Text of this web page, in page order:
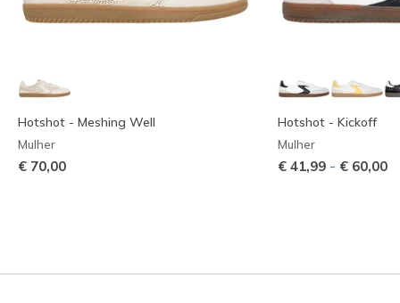
Hotshot - Meshing Well
Mulher
€ 70,00
Hotshot - Kickoff
Mulher
€ 41,99 - € 60,00